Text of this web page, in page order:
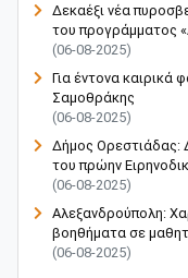
Δεκαέξι νέα
του προγράμματος
(06-08-2025)
Για έντονα καιρικά
Σαμοθράκης
(06-08-2025)
Δήμος Ορεστιάδας:
του πρώην
(06-08-2025)
Αλεξανδρούπολη:
βοηθήματα σε
(06-08-2025)